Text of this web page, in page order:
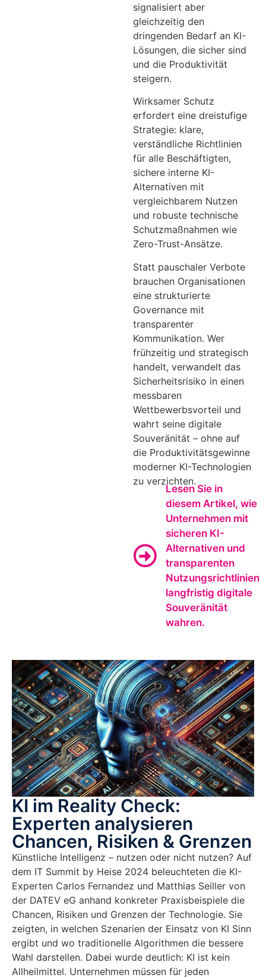
signalisiert aber
gleichzeitig den
dringenden Bedarf an KI-
Lösungen, die sicher sind
und die Produktivität
steigern.
Wirksamer Schutz
erfordert eine dreistufige
Strategie: klare,
verständliche Richtlinien
für alle Beschäftigten,
sichere interne KI-
Alternativen mit
vergleichbarem Nutzen
und robuste technische
Schutzmaßnahmen wie
Zero-Trust-Ansätze.
Statt pauschaler Verbote
brauchen Organisationen
eine strukturierte
Governance mit
transparenter
Kommunikation. Wer
frühzeitig und strategisch
handelt, verwandelt das
Sicherheitsrisiko in einen
messbaren
Wettbewerbsvorteil und
wahrt seine digitale
Souveränität – ohne auf
die Produktivitätsgewinne
moderner KI-Technologien
zu verzichten.
Lesen Sie in
diesem Artikel, wie
Unternehmen mit
sicheren KI-
Alternativen und
transparenten
Nutzungsrichtlinien
langfristig digitale
Souveränität
wahren.
KI im Reality Check:
Experten analysieren
Chancen, Risiken & Grenzen
Künstliche Intelligenz – nutzen oder nicht nutzen? Auf
dem IT Summit by Heise 2024 beleuchteten die KI-
Experten Carlos Fernandez und Matthias Seiller von
der DATEV eG anhand konkreter Praxisbeispiele die
Chancen, Risiken und Grenzen der Technologie. Sie
zeigten, in welchen Szenarien der Einsatz von KI Sinn
ergibt und wo traditionelle Algorithmen die bessere
Wahl darstellen. Dabei wurde deutlich: KI ist kein
Allheilmittel. Unternehmen müssen für jeden